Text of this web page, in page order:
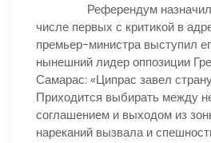
Референдум назначили
числе первых с критикой в
премьер-министра выступил
нынешний лидер оппозиции
Самарас: «Ципрас завел
Приходится выбирать между
соглашением и выходом из
нареканий вызвала и